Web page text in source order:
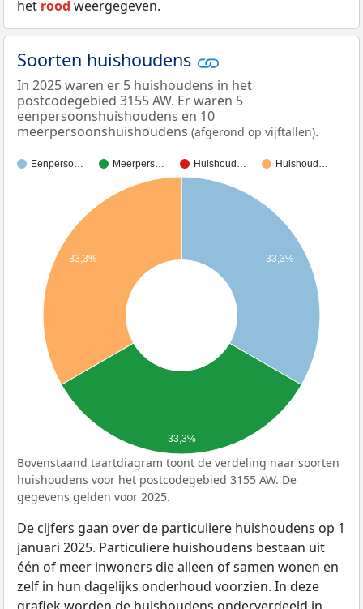
het rood weergegeven.
Soorten huishoudens
In 2025 waren er 5 huishoudens in het
postcodegebied 3155 AW. Er waren 5
eenpersoonshuishoudens en 10
meerpersoonshuishoudens (afgerond op vijftallen).
Eenperso… Meerpers… Huishoud… Huishoud…
33,3%
33,3%
33,3%
Bovenstaand taartdiagram toont de verdeling naar soorten
huishoudens voor het postcodegebied 3155 AW. De
gegevens gelden voor 2025.
De cijfers gaan over de particuliere huishoudens op 1
januari 2025. Particuliere huishoudens bestaan uit
één of meer inwoners die alleen of samen wonen en
zelf in hun dagelijks onderhoud voorzien. In deze